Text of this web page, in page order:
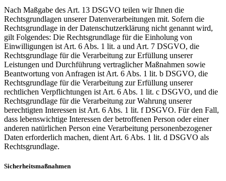
Nach Maßgabe des Art. 13 DSGVO teilen wir Ihnen die
Rechtsgrundlagen unserer Datenverarbeitungen mit. Sofern die
Rechtsgrundlage in der Datenschutzerklärung nicht genannt wird,
gilt Folgendes: Die Rechtsgrundlage für die Einholung von
Einwilligungen ist Art. 6 Abs. 1 lit. a und Art. 7 DSGVO, die
Rechtsgrundlage für die Verarbeitung zur Erfüllung unserer
Leistungen und Durchführung vertraglicher Maßnahmen sowie
Beantwortung von Anfragen ist Art. 6 Abs. 1 lit. b DSGVO, die
Rechtsgrundlage für die Verarbeitung zur Erfüllung unserer
rechtlichen Verpflichtungen ist Art. 6 Abs. 1 lit. c DSGVO, und die
Rechtsgrundlage für die Verarbeitung zur Wahrung unserer
berechtigten Interessen ist Art. 6 Abs. 1 lit. f DSGVO. Für den Fall,
dass lebenswichtige Interessen der betroffenen Person oder einer
anderen natürlichen Person eine Verarbeitung personenbezogener
Daten erforderlich machen, dient Art. 6 Abs. 1 lit. d DSGVO als
Rechtsgrundlage.
Sicherheitsmaßnahmen